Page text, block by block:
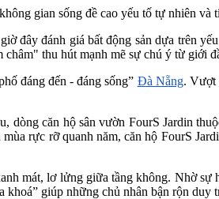
gian sống đề cao yếu tố tự nhiên và
đây đánh giá bất động sản dựa trên
thu hút mạnh mẽ sự chú ý từ giới
đáng đến - đáng sống” Đà Nẵng. Vượt
căn hộ sân vườn FourS Jardin
rực rỡ quanh năm, căn hộ FourS
mát, lơ lửng giữa tầng không. Nhờ
giúp những chủ nhân bận rộn duy